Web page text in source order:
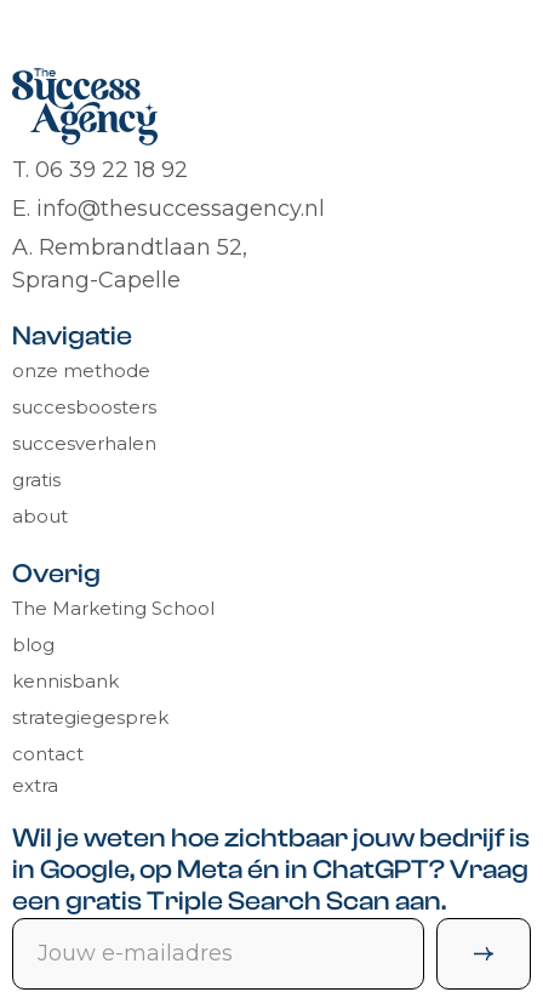
T. 06 39 22 18 92
E. info@thesuccessagency.nl
A. Rembrandtlaan 52,
Sprang-Capelle
Navigatie
onze methode
succesboosters
succesverhalen
gratis
about
Overig
The Marketing School
blog
kennisbank
strategiegesprek
contact
extra
Wil je weten hoe zichtbaar jouw bedrijf is
in Google, op Meta én in ChatGPT? Vraag
een gratis Triple Search Scan aan.